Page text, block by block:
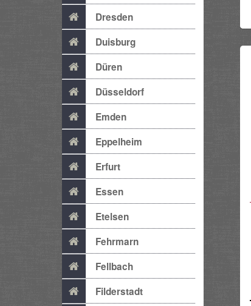
Dresden
Duisburg
Düren
Düsseldorf
Emden
Eppelheim
Erfurt
Essen
Etelsen
Fehrmarn
Fellbach
Filderstadt